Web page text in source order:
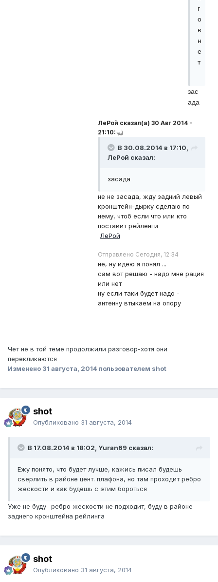
г
о
в
н
е
т
зас
ада
ЛеРой сказал(а) 30 Авг 2014 -
21:10:
В 30.08.2014 в 17:10,
ЛеРой сказал:
засада
не не засада, жду задний левый
кронштейн-дырку сделаю по
нему, чтоб если что или кто
поставит рейленги
ЛеРой
Отправлено Сегодня, 12:34
не, ну идею я понял ...
сам вот решаю - надо мне рация
или нет
ну если таки будет надо -
антенну втыкаем на опору
Чет не в той теме продолжили разговор-хотя они
перекликаются
Изменено 31 августа, 2014 пользователем shot
shot
Опубликовано 31 августа, 2014
В 17.08.2014 в 18:02, Yuran69 сказал:
Ежу понято, что будет лучше, кажись писал будешь
сверлить в районе цент. плафона, но там проходит ребро
жескости и как будешь с этим бороться
Уже не буду- ребро жескости не подходит, буду в районе
заднего кронштейна рейлинга
shot
Опубликовано 31 августа, 2014